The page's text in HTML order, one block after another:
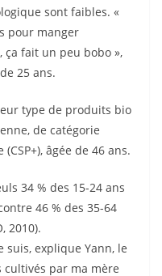
sont faibles. «
pour manger
ça fait un peu bobo »,
25 ans.
type de produits bio
de catégorie
âgée de 46 ans.
34 % des 15-24 ans
46 % des 35-64
2010).
suis, explique Yann, le
cultivés par ma mère